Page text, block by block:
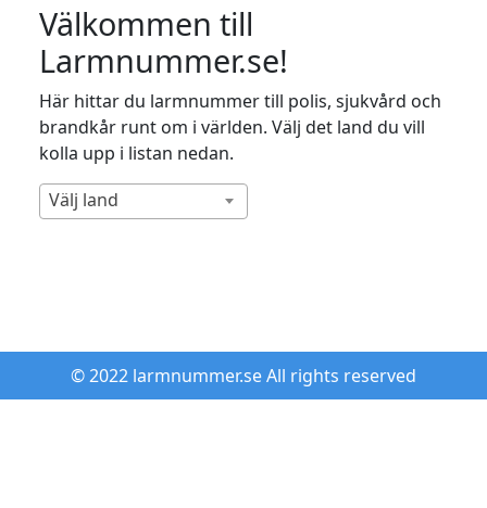
Välkommen till
Larmnummer.se!
Här hittar du larmnummer till polis, sjukvård och
brandkår runt om i världen. Välj det land du vill
kolla upp i listan nedan.
Välj land
© 2022 larmnummer.se All rights reserved